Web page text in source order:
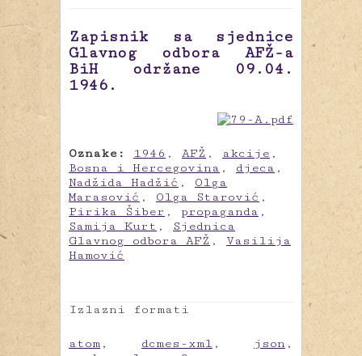
Zapisnik sa sjednice
Glavnog odbora AFŽ-a
BiH održane 09.04.
1946.
Oznake: 1946 , AFŽ , akcije ,
Bosna i Hercegovina , djeca ,
Nadžida Hadžić , Olga
Marasović , Olga Starović ,
Pirika Šiber , propaganda ,
Samija Kurt ,
Sjednica
Glavnog odbora AFŽ , Vasilija
Hamović
Izlazni formati
atom , dcmes-xml , json ,